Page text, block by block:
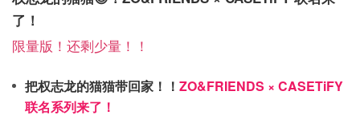
了！
限量版！还剩少量！！
把权志龙的猫猫带回家！！ ZO&FRIENDS × CASETiFY
联名系列来了！